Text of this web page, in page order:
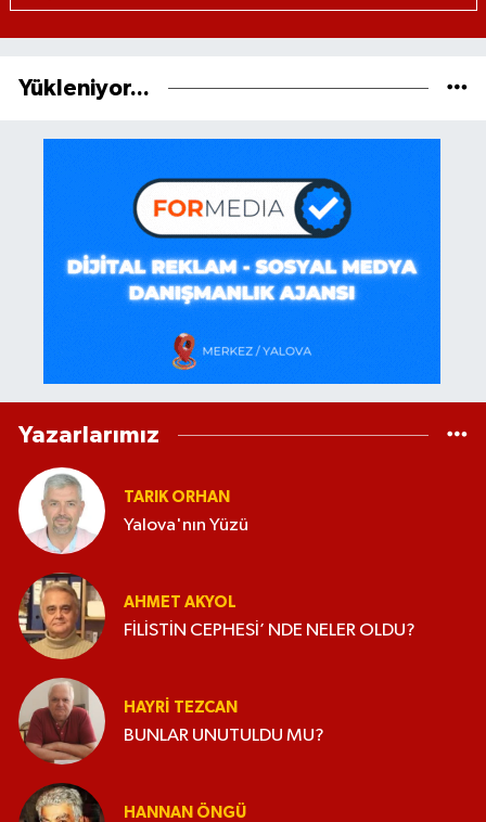
Yükleniyor...
Yazarlarımız
TARIK ORHAN
Yalova'nın Yüzü
AHMET AKYOL
FİLİSTİN CEPHESİ’ NDE NELER OLDU?
HAYRI TEZCAN
BUNLAR UNUTULDU MU?
HANNAN ÖNGÜ